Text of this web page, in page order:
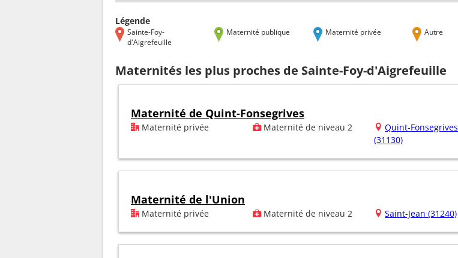
Légende
Sainte-Foy-
d'Aigrefeuille
Maternité publique Maternité privée Autre
Maternités les plus proches de Sainte-Foy-d'Aigrefeuille
Maternité de Quint-Fonsegrives
Maternité privée Maternité de niveau 2
Quint-Fonsegrives
(31130)
Maternité de l'Union
Maternité privée Maternité de niveau 2 Saint-Jean (31240)